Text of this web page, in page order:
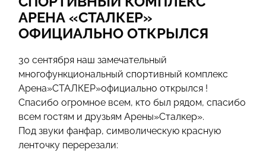
АРЕНА «СТАЛКЕР»
ОФИЦИАЛЬНО ОТКРЫЛСЯ
30 сентября наш замечательный
многофункциональный спортивный комплекс
Арена»СТАЛКЕР»официально открылся !
Спасибо огромное всем, кто был рядом, спасибо
всем гостям и друзьям Арены»Сталкер».
Под звуки фанфар, символическую красную
ленточку перерезали: